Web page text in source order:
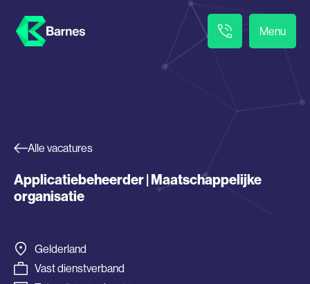
Menu
Alle vacatures
Applicatiebeheerder | Maatschappelijke
organisatie
Gelderland
Vast dienstverband